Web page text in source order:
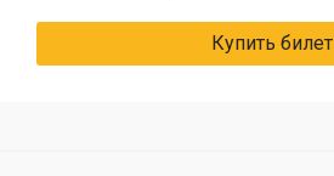
Купить билет